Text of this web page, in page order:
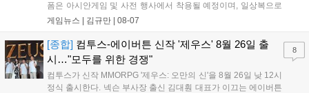
폼은 아시안게임 및 사전 행사에서 착용될 예정이며, 일상복으로
구성된 컬렉션은 오는 8월 28일부터 골스튜디오 공식 홈페이지
서는 대회 규정에 따라 별도의 유니폼을 착용할 계획이다....
게임뉴스 | 김규만 08-07
[종합] 컴투스-에이버튼 신작 '제우스' 8월 26일 출
시…"모두를 위한 경쟁"
컴투스가 신작 MMORPG '제우스: 오만의 신'을 8월 26일 낮 12시
정식 출시한다. 넥슨 부사장 출신 김대훤 대표가 이끄는 에이버튼
8